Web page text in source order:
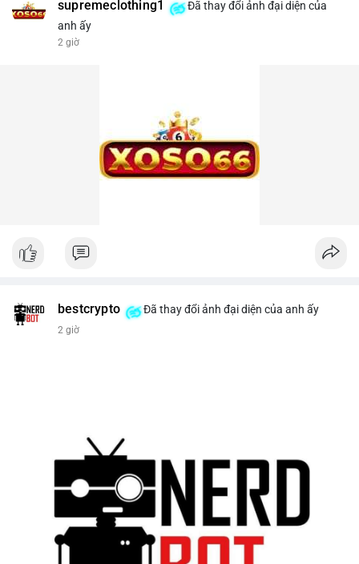
supremeclothing1
Đã thay đổi ảnh đại diện của
anh ấy
2 giờ
bestcrypto Đã thay đổi ảnh đại diện của anh ấy
2 giờ